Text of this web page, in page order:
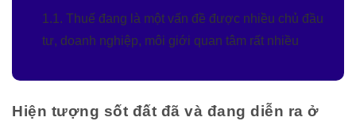
1.1. Thuế đang là một vấn đề được nhiều chủ đầu
tư, doanh nghiệp, môi giới quan tâm rất nhiều
Hiện tượng sốt đất đã và đang diễn ra ở